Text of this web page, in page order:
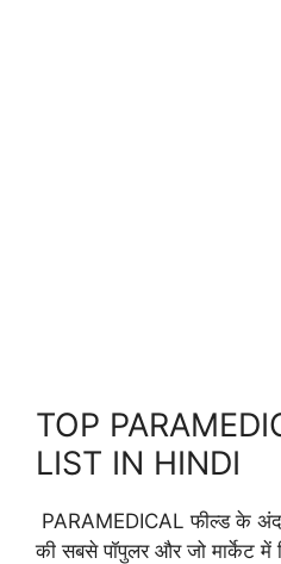
TOP
LIST IN HINDI
PARAMEDICAL फील्ड के
की सबसे पॉपुलर और जो मार्केट में